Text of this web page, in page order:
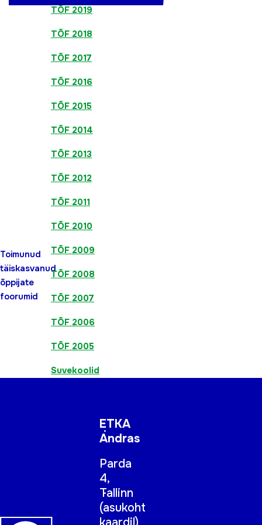
Toimunud
täiskasvanud
õppijate
foorumid
TÕF 2019
TÕF 2018
TÕF 2017
TÕF 2016
TÕF 2015
TÕF 2014
TÕF 2013
TÕF 2012
TÕF 2011
TÕF 2010
TÕF 2009
TÕF 2008
TÕF 2007
TÕF 2006
TÕF 2005
Suvekoolid
ETKA
Andras
Parda
4,
Tallinn
(asukoht